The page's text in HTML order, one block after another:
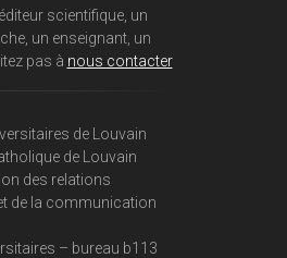
scientifique, un
un enseignant, un
pas à nous contacter
de Louvain
de Louvain
des relations
de la communication
– bureau b113